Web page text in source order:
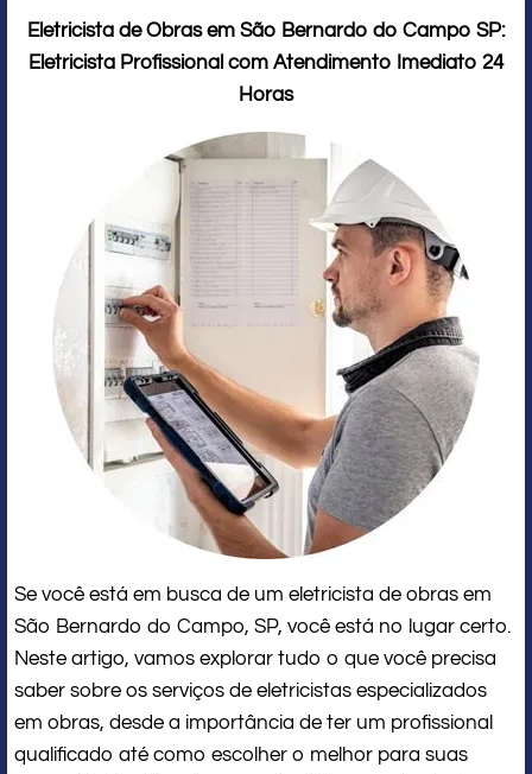
Eletricista de Obras em São Bernardo do Campo SP:
Eletricista Profissional com Atendimento Imediato 24
Horas
Se você está em busca de um eletricista de obras em
São Bernardo do Campo, SP, você está no lugar certo.
Neste artigo, vamos explorar tudo o que você precisa
saber sobre os serviços de eletricistas especializados
em obras, desde a importância de ter um profissional
qualificado até como escolher o melhor para suas